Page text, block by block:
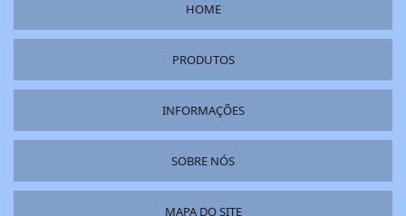
HOME
PRODUTOS
INFORMAÇÕES
SOBRE NÓS
MAPA DO SITE